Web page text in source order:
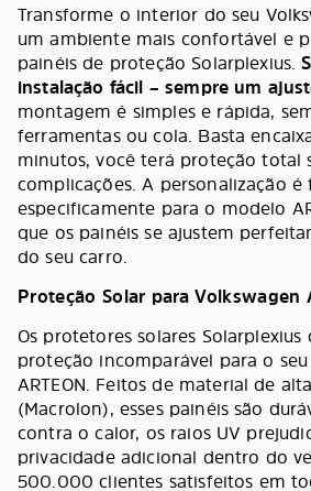
Transforme o interior do seu
um ambiente mais confortável e
painéis de proteção Solarplexius.
instalação fácil – sempre um
montagem é simples e rápida,
ferramentas ou cola. Basta
minutos, você terá proteção total
complicações. A personalização é
especificamente para o modelo
que os painéis se ajustem
do seu carro.
Proteção Solar para Volkswagen
Os protetores solares Solarplexius
proteção incomparável para o
ARTEON. Feitos de material de
(Macrolon), esses painéis são
contra o calor, os raios UV
privacidade adicional dentro do
500.000 clientes satisfeitos em